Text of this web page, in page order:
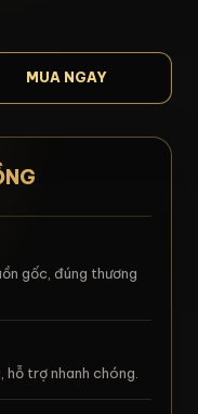
MUA NGAY
gốc, đúng thương
hỗ trợ nhanh chóng.